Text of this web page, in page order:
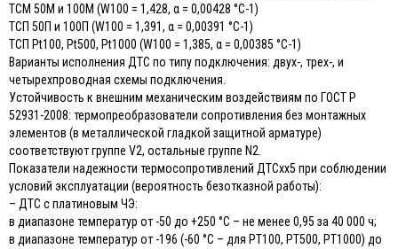
ТСМ 50М и 100М (W100 = 1,428, α = 0,00428 °С-1)
ТСП 50П и 100П (W100 = 1,391, α = 0,00391 °С-1)
ТСП Pt100, Pt500, Pt1000 (W100 = 1,385, α = 0,00385 °С-1)
Варианты исполнения ДТС по типу подключения: двух-, трех-, и
четырехпроводная схемы подключения.
Устойчивость к внешним механическим воздействиям по ГОСТ Р
52931-2008: термопреобразователи сопротивления без монтажных
элементов (в металлической гладкой защитной арматуре)
соответствуют группе V2, остальные группе N2.
Показатели надежности термосопротивлений ДТСхх5 при соблюдении
условий эксплуатации (вероятность безотказной работы):
– ДТС с платиновым ЧЭ:
в диапазоне температур от -50 до +250 °С – не менее 0,95 за 40 000 ч;
в диапазоне температур от -196 (-60 °С – для РТ100, РТ500, РТ1000) до